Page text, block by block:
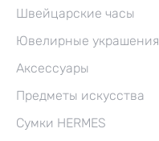
Швейцарские часы
Ювелирные украшения
Аксессуары
Предметы искусства
Сумки HERMES